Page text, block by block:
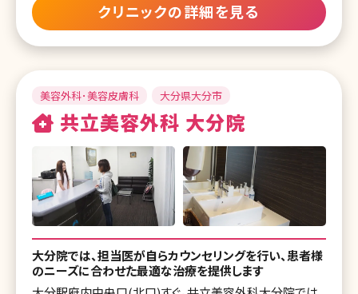
クリニックの詳細を見る
美容外科･美容皮膚科 大分県大分市
共立美容外科 大分院
大分院では、担当医が自らカウンセリングを行い、患者様
のニーズに合わせた最適な治療を提供します